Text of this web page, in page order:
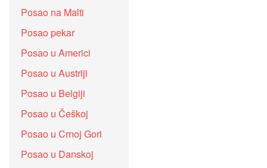
Posao na Malti
Posao pekar
Posao u Americi
Posao u Austriji
Posao u Belgiji
Posao u Češkoj
Posao u Crnoj Gori
Posao u Danskoj